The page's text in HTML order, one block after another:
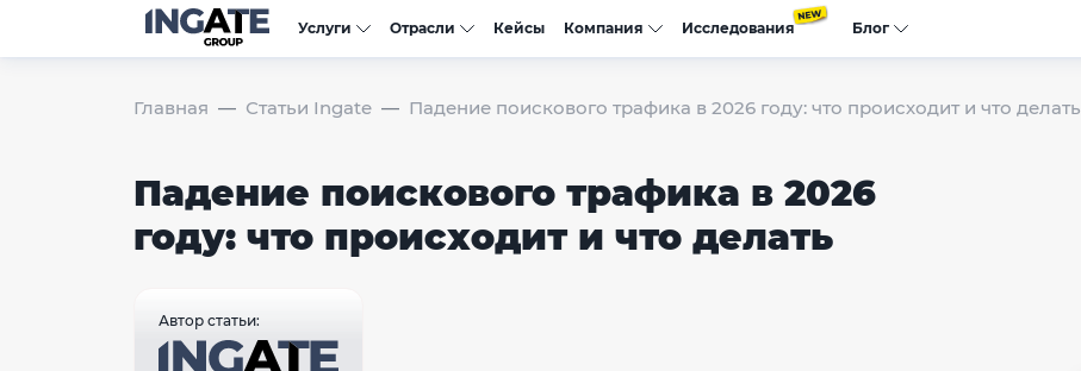
Услуги Отрасли Кейсы Компания Исследования Блог
Главная Статьи Ingate Падение поискового трафика в 2026 году: что происходит и что делать
Падение поискового трафика в 2026
году: что происходит и что делать
Автор статьи: